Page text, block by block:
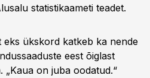
statistikaameti teadet.
eks ükskord katkeb ka nende
eest õiglast
„Kaua on juba oodatud.“